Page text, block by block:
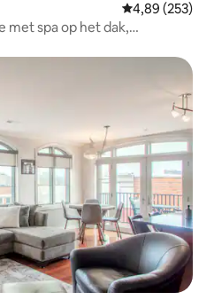
Gemiddelde
4,89 (253)
met spa op het dak,